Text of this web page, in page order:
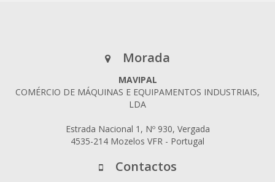
Morada
MAVIPAL
COMÉRCIO DE MÁQUINAS E EQUIPAMENTOS INDUSTRIAIS,
LDA
Estrada Nacional 1, Nº 930, Vergada
4535-214 Mozelos VFR - Portugal
Contactos